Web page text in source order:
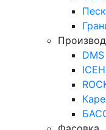
DMS